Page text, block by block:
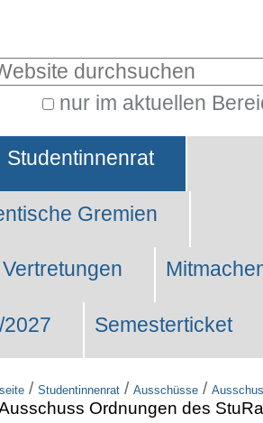
nur im aktuellen
Studentinnenrat
Gremien
Semesterticket
/ Studentinnenrat / Ausschüsse /
Ordnungen des